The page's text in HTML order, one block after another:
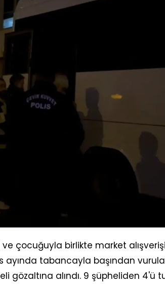
ve çocuğuyla birlikte market
ayında tabancayla başından
gözaltına alındı. 9 şüpheliden 4'ü